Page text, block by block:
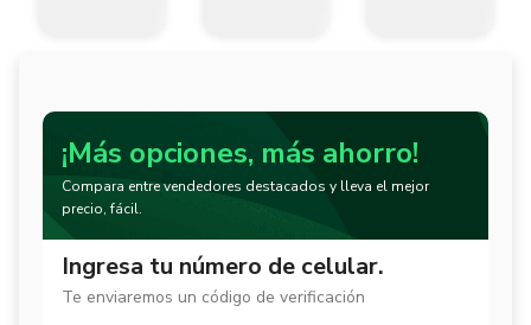
¡Más opciones, más ahorro!
Compara entre vendedores destacados y lleva el mejor
precio, fácil.
Ingresa tu número de celular.
Te enviaremos un código de verificación